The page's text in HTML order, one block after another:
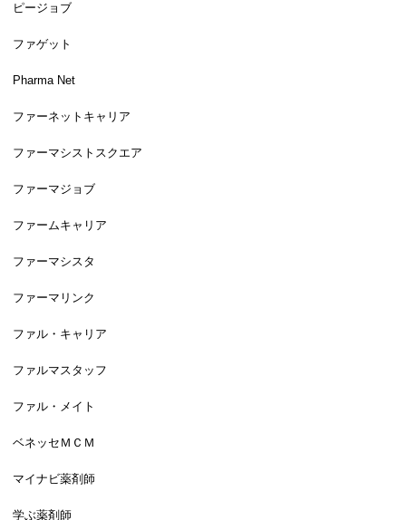
ピージョブ
ファゲット
Pharma Net
ファーネットキャリア
ファーマシストスクエア
ファーマジョブ
ファームキャリア
ファーマシスタ
ファーマリンク
ファル・キャリア
ファルマスタッフ
ファル・メイト
ベネッセＭＣＭ
マイナビ薬剤師
学ぶ薬剤師